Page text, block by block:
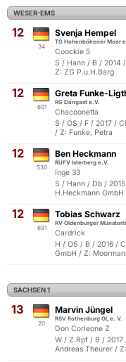
WESER-EMS
12
34
Svenja Hempel
TG Hohenbökener Moor
Coockie 5
S / Hann / B / 2014
Z: ZG P.u.H.Barg
12
601
Greta Funke-
RG Dangast e.V.
Chacoonetta
S / OS / F / 2017 /
/ Z: Funke, Petra
12
530
Ben Heckmann
RUFV Isterberg e.V.
Inge 33
S / Hann / Db /
H.Heckmann
12
691
Tobias Schwarz
RV Oldenburger
Cardrick
H / OS / B / 2016 /
GmbH / Z:
SACHSEN 1
13
20
Marvin Jüngel
RSV Rothenburg OL e. V.
Don Corleone Z
W / Z.Rpf / B /
Andreas Theurer /